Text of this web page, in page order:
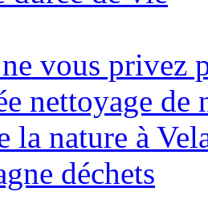
vous privez
nettoyage de
la nature à
déchets